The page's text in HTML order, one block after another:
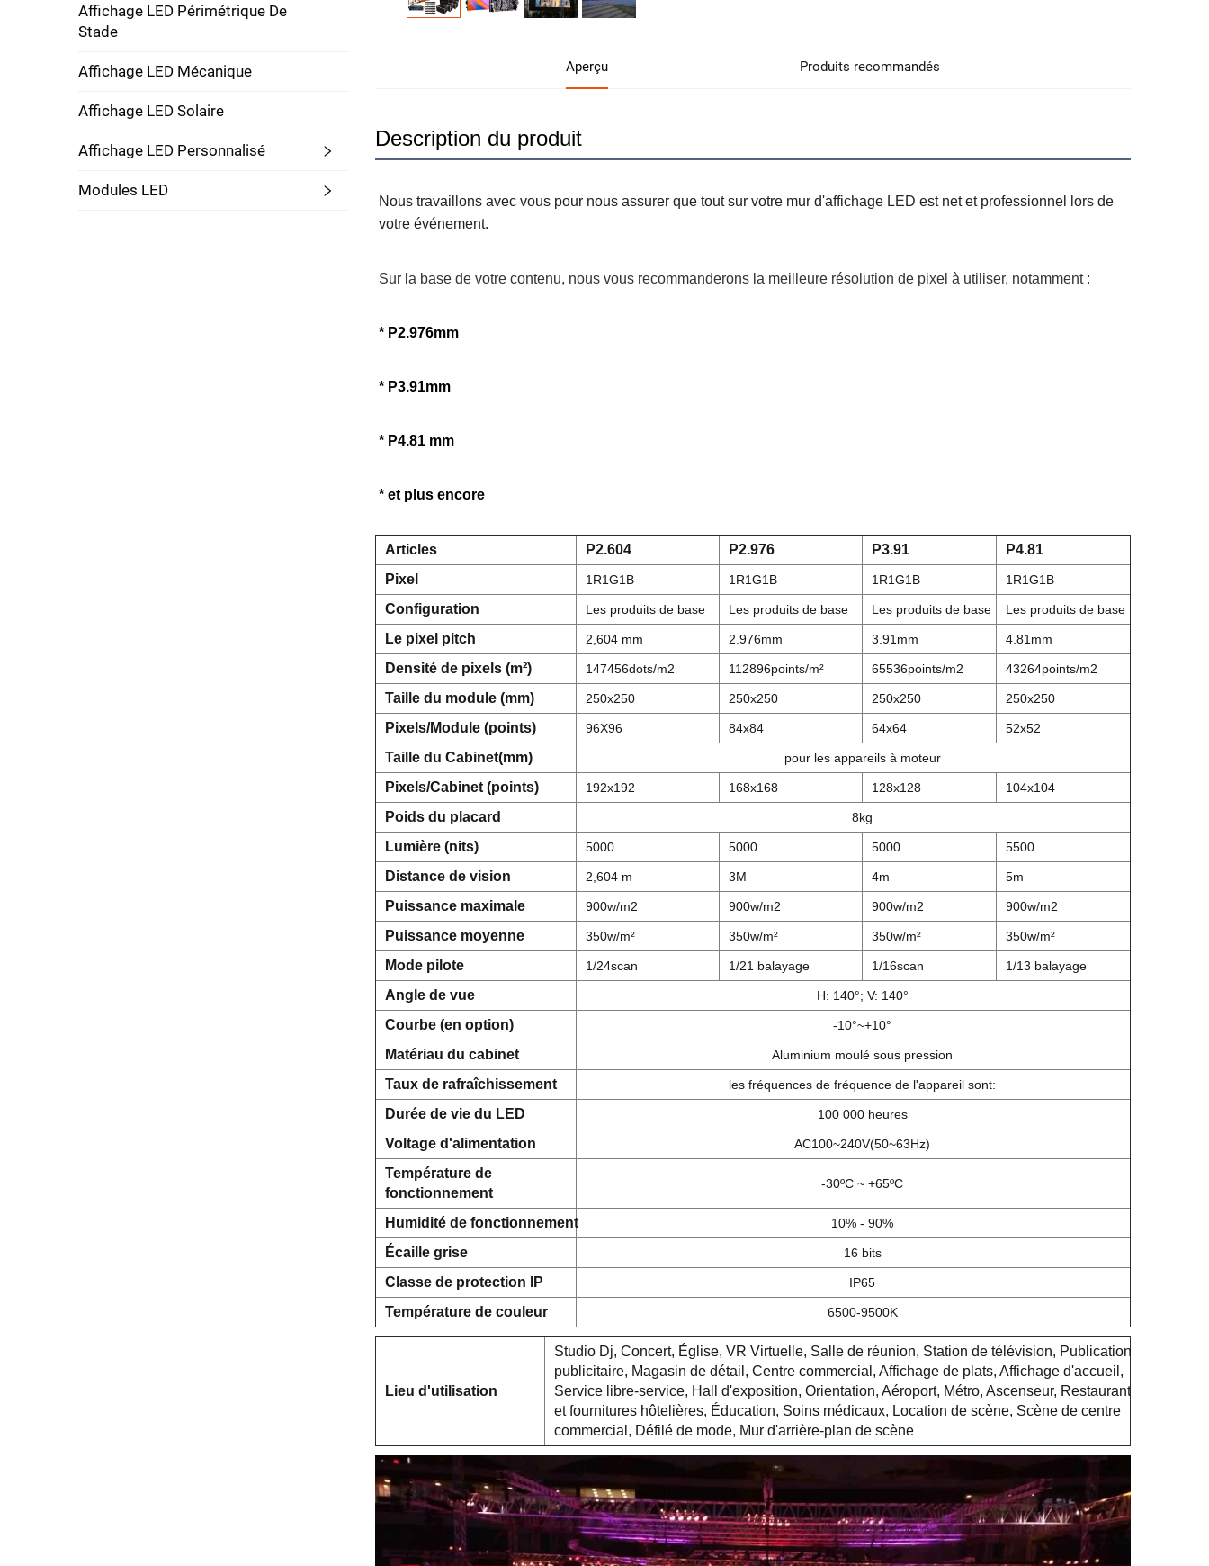
Affichage LED Périmétrique De
Stade
Affichage LED Mécanique
Affichage LED Solaire
Affichage LED Personnalisé
Modules LED
Aperçu Produits recommandés
Description du produit
Nous travaillons avec vous pour nous assurer que tout sur votre mur d'affichage LED est net et professionnel lors de
votre événement.
Sur la base de votre contenu, nous vous recommanderons la meilleure résolution de pixel à utiliser, notamment :
* P2.976mm
* P3.91mm
* P4.81 mm
* et plus encore
Articles P2.604 P2.976 P3.91
P4.81
Pixel
1R1G1B 1R1G1B 1R1G1B 1R1G1B
Configuration Les produits de base Les produits de base Les produits de base Les produits de base
Le pixel pitch 2,604 mm 2.976mm 3.91mm 4.81mm
Densité de pixels (m²) 147456dots/m2 112896points/m² 65536points/m2 43264points/m2
Taille du module (mm) 250x250 250x250 250x250 250x250
Pixels/Module (points) 96X96 84x84 64x64 52x52
Taille du Cabinet(mm) pour les appareils à moteur
Pixels/Cabinet (points) 192x192 168x168 128x128 104x104
Poids du placard 8kg
Lumière (nits) 5000 5000 5000 5500
Distance de vision 2,604 m 3M 4m 5m
Puissance maximale 900w/m2 900w/m2 900w/m2 900w/m2
Puissance moyenne 350w/m² 350w/m² 350w/m² 350w/m²
Mode pilote 1/24scan 1/21 balayage 1/16scan 1/13 balayage
Angle de vue H: 140°; V: 140°
Courbe (en option) -10°~+10°
Matériau du cabinet Aluminium moulé sous pression
Taux de rafraîchissement les fréquences de fréquence de l'appareil sont:
Durée de vie du LED 100 000 heures
Voltage d'alimentation AC100~240V(50~63Hz)
Température de
fonctionnement
-30ºC ~ +65ºC
Humidité de fonctionnement 10% - 90%
Écaille grise 16 bits
Classe de protection IP IP65
Température de couleur 6500-9500K
Lieu d'utilisation
Studio Dj, Concert, Église, VR Virtuelle, Salle de réunion, Station de télévision, Publication
publicitaire, Magasin de détail, Centre commercial, Affichage de plats, Affichage d'accueil,
Service libre-service, Hall d'exposition, Orientation, Aéroport, Métro, Ascenseur, Restaurant
et fournitures hôtelières, Éducation, Soins médicaux, Location de scène, Scène de centre
commercial, Défilé de mode, Mur d'arrière-plan de scène